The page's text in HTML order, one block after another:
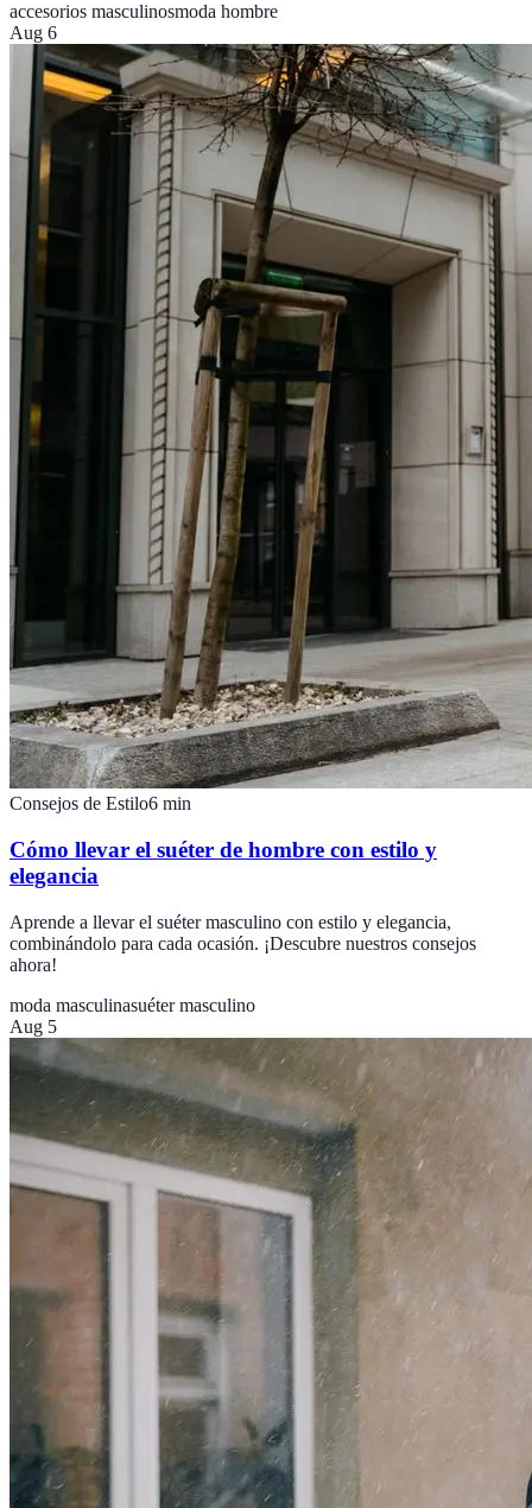
accesorios masculinosmoda hombre
Aug 6
Consejos de Estilo6 min
Cómo llevar el suéter de hombre con estilo y
elegancia
Aprende a llevar el suéter masculino con estilo y elegancia,
combinándolo para cada ocasión. ¡Descubre nuestros consejos
ahora!
moda masculinasuéter masculino
Aug 5